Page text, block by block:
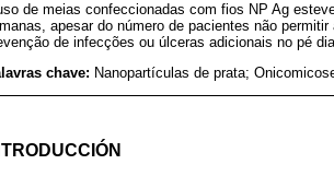
de meias confeccionadas com fios NP Ag
apesar do número de pacientes não
de infecções ou úlceras adicionais no pé
chave: Nanopartículas de prata;